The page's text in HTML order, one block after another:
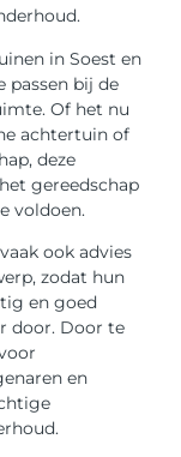
in Soest en
passen bij de
Of het nu
achtertuin of
deze
gereedschap
voldoen.
ook advies
zodat hun
en goed
door. Door te
en